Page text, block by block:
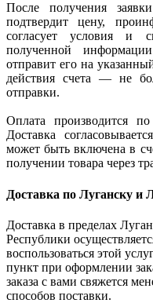
После получения
подтвердит цену,
согласует условия и
полученной
отправит его на
действия счета — не
отправки.
Оплата производится
Доставка
может быть включена в
получении товара через
Доставка по Луганску и
Доставка в пределах
Республики
воспользоваться этой
пункт при оформлении
заказа с вами свяжется
способов поставки.